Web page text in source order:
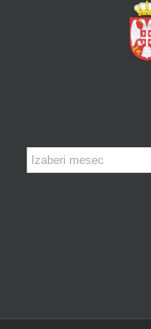
Arhiva
članaka